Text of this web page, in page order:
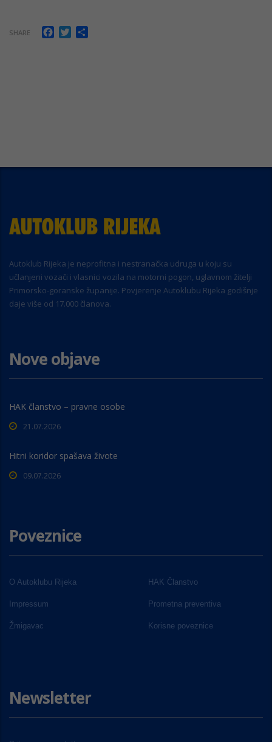
SHARE Facebook
Twitter
Autoklub Rijeka je neprofitna i nestranačka udruga u koju su
učlanjeni vozači i vlasnici vozila na motorni pogon, uglavnom žitelji
Primorsko-goranske županije. Povjerenje Autoklubu Rijeka godišnje
daje više od 17.000 članova.
Nove objave
HAK članstvo – pravne osobe
21.07.2026
Hitni koridor spašava živote
09.07.2026
Poveznice
O Autoklubu Rijeka HAK Članstvo
Impressum Prometna preventiva
Žmigavac Korisne poveznice
Newsletter